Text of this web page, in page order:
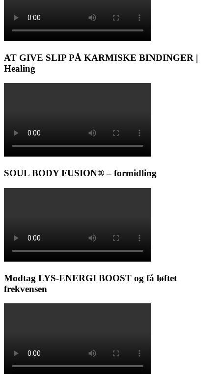
AT GIVE SLIP PÅ KARMISKE BINDINGER |
Healing
SOUL BODY FUSION® – formidling
Modtag LYS-ENERGI BOOST og få løftet
frekvensen